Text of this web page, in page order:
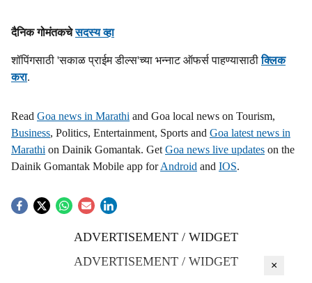
r
दैनिक गोमंतकचेसदस्य व्हा
शॉपिंगसाठी 'सकाळ प्राईम डील्स'च्या भन्नाट ऑफर्स पाहण्यासाठीक्लिक
करा.
Read Goa news in Marathi and Goa local news on Tourism,
Business, Politics, Entertainment, Sports and Goa latest news in
Marathi on Dainik Gomantak. Get Goa news live updates on the
Dainik Gomantak Mobile app forAndroid and IOS.
ADVERTISEMENT / WIDGET
ADVERTISEMENT / WIDGET
×